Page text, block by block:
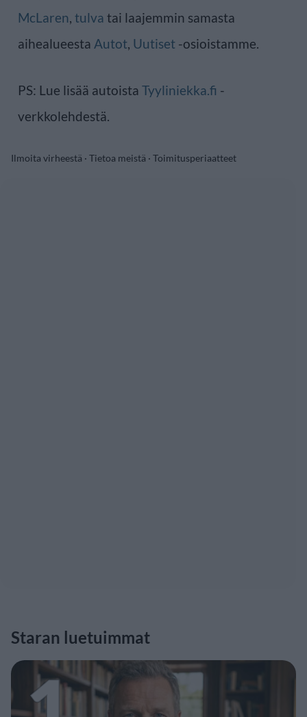
McLaren, tulva tai laajemmin samasta
aihealueesta Autot, Uutiset -osioistamme.
PS: Lue lisää autoista Tyyliniekka.fi -
verkkolehdestä.
Ilmoita virheestä · Tietoa meistä · Toimitusperiaatteet
Staran luetuimmat